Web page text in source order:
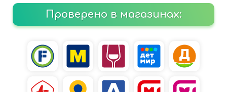
Проверено в магазинах: